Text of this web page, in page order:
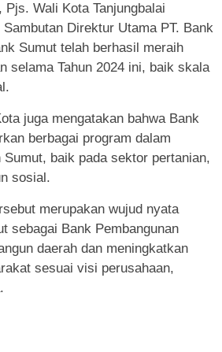
Wali Kota Tanjungbalai
Direktur Utama PT. Bank
Sumut telah berhasil meraih
selama Tahun 2024 ini, baik skala
juga mengatakan bahwa Bank
berbagai program dalam
Sumut, baik pada sektor pertanian,
sosial.
merupakan wujud nyata
sebagai Bank Pembangunan
daerah dan meningkatkan
sesuai visi perusahaan,